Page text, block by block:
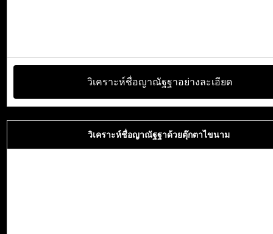
วิเคราะห์ชื่อญาณัฐฐาอย่างละเอียด
วิเคราะห์ชื่อญาณัฐฐาด้วยตุ๊กตาไขนาม